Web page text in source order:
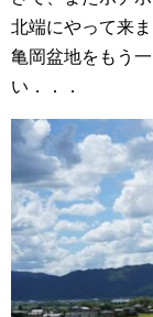
北端にやって来
亀岡盆地をもう
い．．．